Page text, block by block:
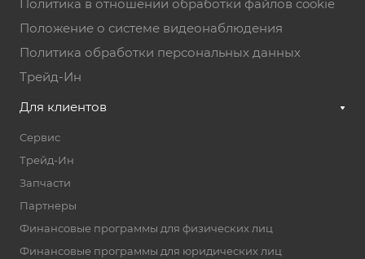
Политика в отношении обработки файлов cookie
Положение о системе видеонаблюдения
Политика обработки персональных данных
Трейд-Ин
Для клиентов
Сервис
Трейд-Ин
Запчасти
Партнеры
Финансовые программы для физических лиц
Финансовые программы для юридических лиц